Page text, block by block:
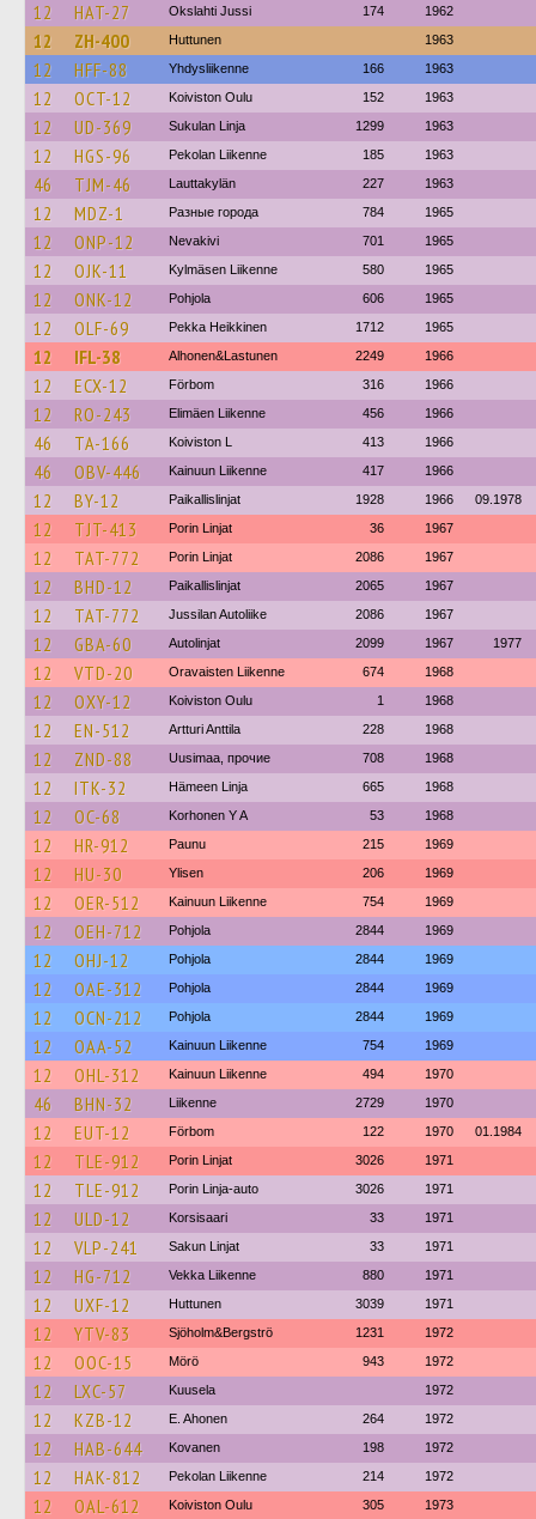
12 HAT-27 Okslahti Jussi 174 1962
12 ZH-400 Huttunen 1963
12 HFF-88 Yhdysliikenne 166 1963
12 OCT-12 Koiviston Oulu 152 1963
12 UD-369 Sukulan Linja 1299 1963
12 HGS-96 Pekolan Liikenne 185 1963
46 TJM-46 Lauttakylän 227 1963
12 MDZ-1 Разные города 784 1965
12 ONP-12 Nevakivi 701 1965
12 OJK-11 Kylmäsen Liikenne 580 1965
12 ONK-12 Pohjola 606 1965
12 OLF-69 Pekka Heikkinen 1712 1965
12 IFL-38 Alhonen&Lastunen 2249 1966
12 ECX-12 Förbom 316 1966
12 RO-243 Elimäen Liikenne 456 1966
46 TA-166 Koiviston L 413 1966
46 OBV-446 Kainuun Liikenne 417 1966
12 BY-12 Paikallislinjat 1928 1966 09.1978
12 TJT-413 Porin Linjat 36 1967
12 TAT-772 Porin Linjat 2086 1967
12 BHD-12 Paikallislinjat 2065 1967
12 TAT-772 Jussilan Autoliike 2086 1967
12 GBA-60 Autolinjat 2099 1967 1977
12 VTD-20 Oravaisten Liikenne 674 1968
12 OXY-12 Koiviston Oulu 1 1968
12 EN-512 Artturi Anttila 228 1968
12 ZND-88 Uusimaa, прочие 708 1968
12 ITK-32 Hämeen Linja 665 1968
12 OC-68 Korhonen Y A 53 1968
12 HR-912 Paunu 215 1969
12 HU-30 Ylisen 206 1969
12 OER-512 Kainuun Liikenne 754 1969
12 OEH-712 Pohjola 2844 1969
12 OHJ-12 Pohjola 2844 1969
12 OAE-312 Pohjola 2844 1969
12 OCN-212 Pohjola 2844 1969
12 OAA-52 Kainuun Liikenne 754 1969
12 OHL-312 Kainuun Liikenne 494 1970
46 BHN-32 Liikenne 2729 1970
12 EUT-12 Förbom 122 1970 01.1984
12 TLE-912 Porin Linjat 3026 1971
12 TLE-912 Porin Linja-auto 3026 1971
12 ULD-12 Korsisaari 33 1971
12 VLP-241 Sakun Linjat 33 1971
12 HG-712 Vekka Liikenne 880 1971
12 UXF-12 Huttunen 3039 1971
12 YTV-83 Sjöholm&Bergströ 1231 1972
12 OOC-15 Mörö 943 1972
12 LXC-57 Kuusela 1972
12 KZB-12 E. Ahonen 264 1972
12 HAB-644 Kovanen 198 1972
12 HAK-812 Pekolan Liikenne 214 1972
12 OAL-612 Koiviston Oulu 305 1973